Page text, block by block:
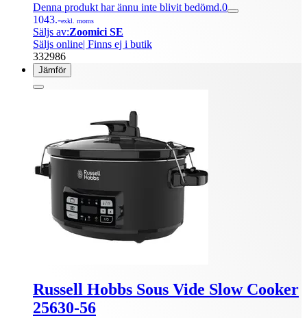
Denna produkt har ännu inte blivit bedömd.0
1043.-exkl. moms
Säljs av:Zoomici SE
Säljs online| Finns ej i butik
332986
Jämför
Russell Hobbs Sous Vide Slow Cooker
25630-56